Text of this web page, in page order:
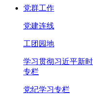
党群工作
党建连线
工团园地
学习贯彻习近平新
专栏
党纪学习专栏